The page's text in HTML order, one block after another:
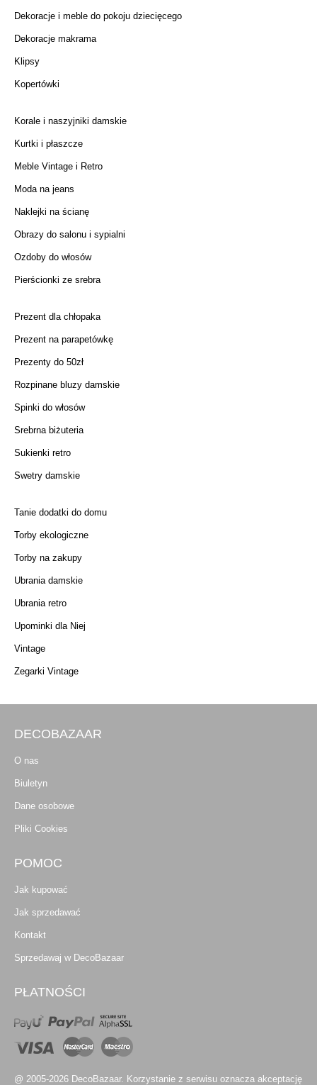
Dekoracje i meble do pokoju dziecięcego
Dekoracje makrama
Klipsy
Kopertówki
Korale i naszyjniki damskie
Kurtki i płaszcze
Meble Vintage i Retro
Moda na jeans
Naklejki na ścianę
Obrazy do salonu i sypialni
Ozdoby do włosów
Pierścionki ze srebra
Prezent dla chłopaka
Prezent na parapetówkę
Prezenty do 50zł
Rozpinane bluzy damskie
Spinki do włosów
Srebrna biżuteria
Sukienki retro
Swetry damskie
Tanie dodatki do domu
Torby ekologiczne
Torby na zakupy
Ubrania damskie
Ubrania retro
Upominki dla Niej
Vintage
Zegarki Vintage
DECOBAZAAR
O nas
Biuletyn
Dane osobowe
Pliki Cookies
POMOC
Jak kupować
Jak sprzedawać
Kontakt
Sprzedawaj w DecoBazaar
PŁATNOŚCI
@ 2005-2026 DecoBazaar. Korzystanie z serwisu oznacza akceptację